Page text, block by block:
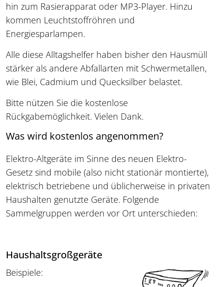
hin zum Rasierapparat oder MP3-Player. Hinzu
kommen Leuchtstoffröhren und
Energiesparlampen.
Alle diese Alltagshelfer haben bisher den Hausmüll
stärker als andere Abfallarten mit Schwermetallen,
wie Blei, Cadmium und Quecksilber belastet.
Bitte nützen Sie die kostenlose
Rückgabemöglichkeit. Vielen Dank.
Was wird kostenlos angenommen?
Elektro-Altgeräte im Sinne des neuen Elektro-
Gesetz sind mobile (also nicht stationär montierte),
elektrisch betriebene und üblicherweise in privaten
Haushalten genutzte Geräte. Folgende
Sammelgruppen werden vor Ort unterschieden:
Haushaltsgroßgeräte
Beispiele: